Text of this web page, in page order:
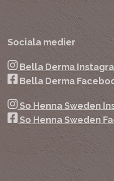
Sociala medier
Bella Derma
Bella Derma
So Henna Sweden
So Henna Sweden